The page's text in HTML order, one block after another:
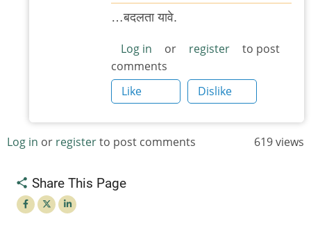
In
हे
लक्षात
आलं
नव्हतं.
आता…
देवदत्त
…बदलता यावे.
Log in or register
to post
comments
Like
Dislike
Log in or registerto post comments 619 views
Share This Page